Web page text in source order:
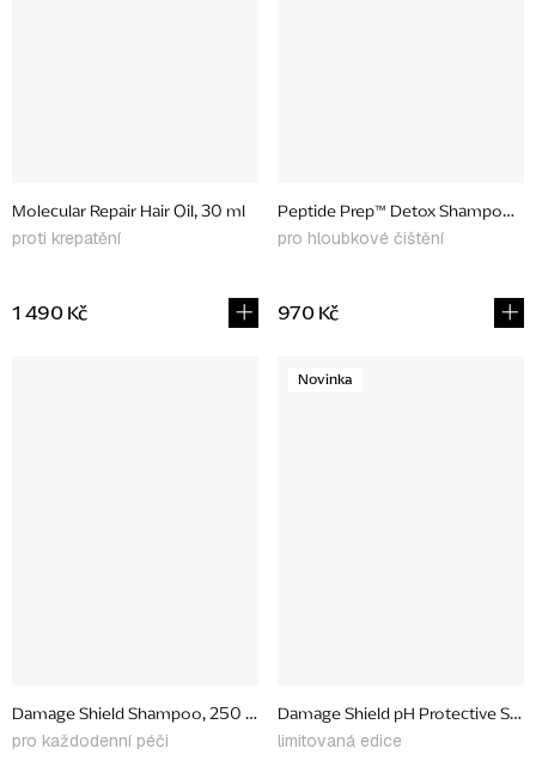
Molecular Repair Hair Oil, 30 ml
proti krepatění
1 490 Kč
Peptide Prep™ Detox Shampoo,
pro hloubkové čištění
970 Kč
Damage Shield Shampoo, 250 ml
pro každodenní péči
Novinka
Damage Shield pH Protective
limitovaná edice